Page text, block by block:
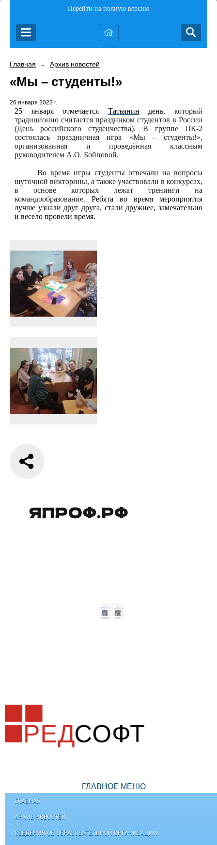
Перейти на полную версию
Главная → Архив новостей
«Мы – студенты!»
26 января 2023 г.
25 января отмечается Татьянин день, который
традиционно считается праздником студентов в России
(День российского студенчества). В группе ПК-2
состоялась праздничная игра «Мы – студенты!»,
организованная и проведённая классным
руководителем А.О. Бойцовой.
Во время игры студенты отвечали на вопросы
шуточной викторины, а также участвовали в конкурсах,
в основе которых лежат тренинги на
командообразование. Ребята во время мероприятия
лучше узнали друг друга, стали дружнее, замечательно
и весело провели время.
ГЛАВНОЕ МЕНЮ
ГЛАВНАЯ
АРХИВ НОВОСТЕЙ
СВЕДЕНИЯ ОБ ОБРАЗОВАТЕЛЬНОЙ ОРГАНИЗАЦИИ